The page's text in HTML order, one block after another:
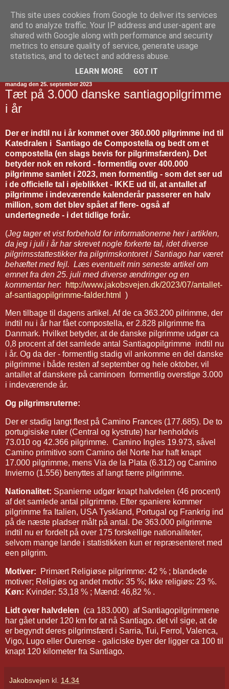
Jakobsvejen
mandag den 25. september 2023
Tæt på 3.000 danske santiagopilgrimme
i år
Der er indtil nu i år kommet over 360.000 pilgrimme ind til
Katedralen i Santiago de Compostella og bedt om et
compostella (en slags bevis for pilgrimsfærden). Det
betyder nok en rekord - formentlig over 400.000
pilgrimme samlet i 2023, men formentlig - som det ser ud
i de officielle tal i øjeblikket - IKKE ud til, at antallet af
pilgrimme i indeværende kalenderår passerer en halv
million, som det blev spået af flere- også af
undertegnede - i det tidlige forår.
(Jeg tager et vist forbehold for informationerne her i artiklen,
da jeg i juli i år har skrevet nogle forkerte tal, idet diverse
pilgrimsstattestikker fra pilgrimskontoret i Santiago har været
behæftet med fejl. Læs eventuelt min seneste artikel om
emnet fra den 25. juli med diverse ændringer og en
kommentar her:
http://www.jakobsvejen.dk/2023/07/antallet-
af-santiagopilgrimme-falder.html
)
Men tilbage til dagens artikel. Af de ca 363.200 pilrimme, der
indtil nu i år har fået compostella, er 2.828 pilgrimme fra
Danmark. Hvilket betyder, at de danske pilgrimme udgør ca
0,8 procent af det samlede antal Santiagopilgrimme indtil nu
i år. Og da der - formentlig stadig vil ankomme en del danske
pilgrimme i både resten af september og hele oktober, vil
antallet af danskere på caminoen formentlig overstige 3.000
i indeværende år.
Og pilgrimsruterne:
Der er stadig langt flest på Camino Frances (177.685). De to
portugisiske ruter (Central og kystrute) har henholdvis
73.010 og 42.366 pilgrimme. Camino Ingles 19.973, såvel
Camino primitivo som Camino del Norte har haft knapt
17.000 pilgrimme, mens Via de la Plata (6.312) og Camino
Invierno (1.556) benyttes af langt færre pilgrimme.
Nationalitet: Spanierne udgør knapt halvdelen (46 procent)
af det samlede antal pilgrimme. Efter spaniere kommer
pilgrimme fra Italien, USA Tyskland, Portugal og Frankrig ind
på de næste pladser målt på antal. De 363.000 pilgrimme
indtil nu er fordelt på over 175 forskellige nationaliteter,
selvom mange lande i statistikken kun er repræsenteret med
een pilgrim.
Motiver: Primært Religiøse pilgrimme: 42 % ; blandede
motiver; Religiøs og andet motiv: 35 %; Ikke religiøs: 23 %.
Køn: Kvinder: 53,18 % ; Mænd: 46,82 % .
Lidt over halvdelen (ca 183.000) af Santiagopilgrimmene
har gået under 120 km for at nå Santiago. det vil sige, at de
er begyndt deres pilgrimsfærd i Sarria, Tui, Ferrol, Valenca,
Vigo, Lugo eller Ourense - galiciske byer der ligger ca 100 til
knapt 120 kilometer fra Santiago.
Jakobsvejen kl. 14.34
This site uses cookies from Google to deliver its services
and to analyze traffic. Your IP address and user-agent are
shared with Google along with performance and security
metrics to ensure quality of service, generate usage
statistics, and to detect and address abuse.
LEARN MORE GOT IT